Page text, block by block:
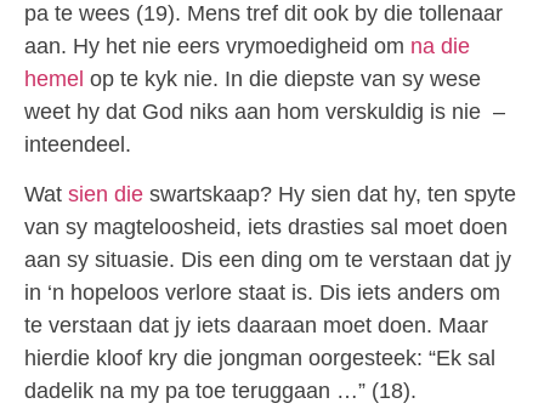
pa te wees (19). Mens tref dit ook by die tollenaar
aan. Hy het nie eers vrymoedigheid om na die
hemel op te kyk nie. In die diepste van sy wese
weet hy dat God niks aan hom verskuldig is nie –
inteendeel.
Wat sien die swartskaap? Hy sien dat hy, ten spyte
van sy magteloosheid, iets drasties sal moet doen
aan sy situasie. Dis een ding om te verstaan dat jy
in ‘n hopeloos verlore staat is. Dis iets anders om
te verstaan dat jy iets daaraan moet doen. Maar
hierdie kloof kry die jongman oorgesteek: “Ek sal
dadelik na my pa toe teruggaan …” (18).